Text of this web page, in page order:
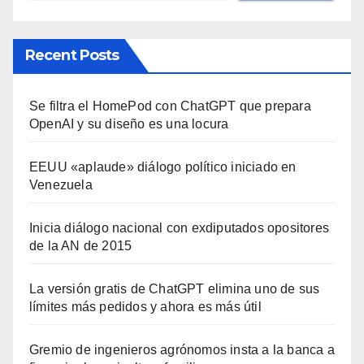
Recent Posts
Se filtra el HomePod con ChatGPT que prepara
OpenAI y su diseño es una locura
EEUU «aplaude» diálogo político iniciado en
Venezuela
Inicia diálogo nacional con exdiputados opositores
de la AN de 2015
La versión gratis de ChatGPT elimina uno de sus
límites más pedidos y ahora es más útil
Gremio de ingenieros agrónomos insta a la banca a